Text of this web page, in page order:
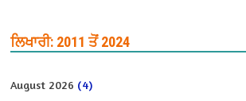
ਲਿਖਾਰੀ: 2011 ਤੋਂ 2024
August 2026 (4)